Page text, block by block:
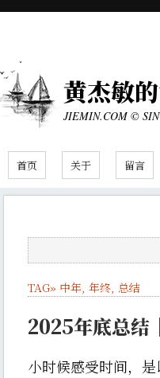
黄杰敏
JIEMIN.COM ©
首页 关于 留言
TAG» 中年, 年终, 总结
2025年底总结
小时候感受时间，